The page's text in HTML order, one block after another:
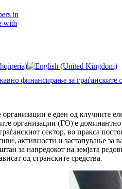
in
with
финансирање за граѓанските
е еден од клучните
организации (ГО) е
сектор, во пракса
активности и застапување
за напредокот на земјата
од странските средства.